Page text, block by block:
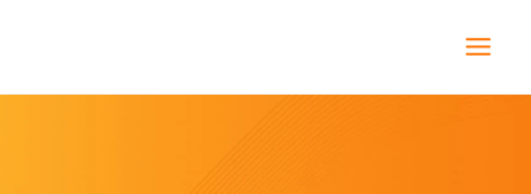
conteúdo